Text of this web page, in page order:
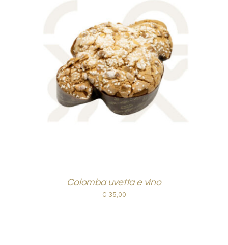
AGGIUNGI AL CARRELLO
/
DETTAGLI
Colomba uvetta e vino
€ 35,00